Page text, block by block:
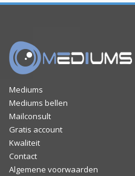
Mediums
Mediums bellen
Mailconsult
Gratis account
Kwaliteit
Contact
Algemene voorwaarden